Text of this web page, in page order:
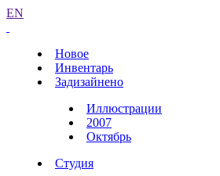
EN
Новое
Инвентарь
Задизайнено
Иллюстрации
2007
Октябрь
Студия